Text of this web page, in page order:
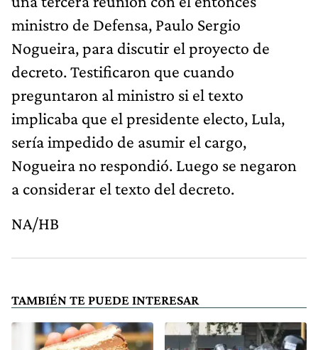
ministro de Defensa, Paulo Sergio
Nogueira, para discutir el proyecto de
decreto. Testificaron que cuando
preguntaron al ministro si el texto
implicaba que el presidente electo, Lula,
sería impedido de asumir el cargo,
Nogueira no respondió. Luego se negaron
a considerar el texto del decreto.
NA/HB
TAMBIÉN TE PUEDE INTERESAR